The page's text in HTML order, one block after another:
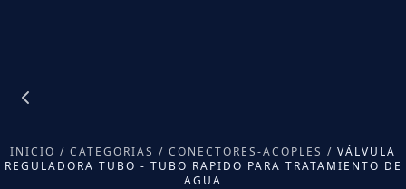
INICIO / CATEGORIAS / CONECTORES-ACOPLES / VÁLVULA
REGULADORA TUBO - TUBO RAPIDO PARA TRATAMIENTO DE
AGUA